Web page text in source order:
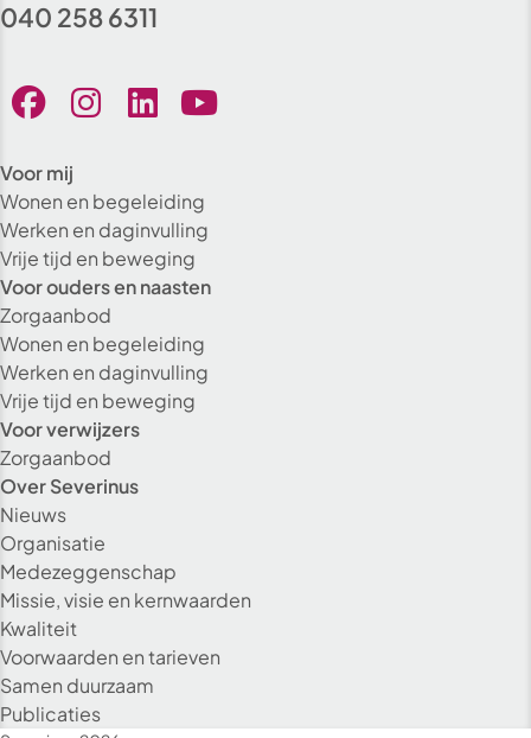
040 258 6311
Voor mij
Wonen en begeleiding
Werken en daginvulling
Vrije tijd en beweging
Voor ouders en naasten
Zorgaanbod
Wonen en begeleiding
Werken en daginvulling
Vrije tijd en beweging
Voor verwijzers
Zorgaanbod
Over Severinus
Nieuws
Organisatie
Medezeggenschap
Missie, visie en kernwaarden
Kwaliteit
Voorwaarden en tarieven
Samen duurzaam
Publicaties